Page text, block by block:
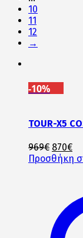
10
11
12
→
-10%
TOUR-X5
969€ Original
price
870€Η
Προσθήκη